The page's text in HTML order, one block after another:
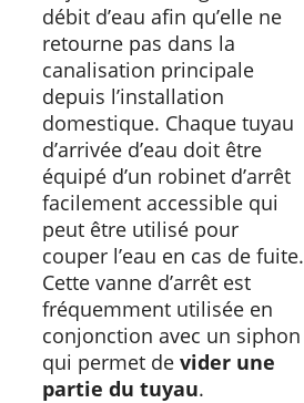
débit d’eau afin qu’elle ne
retourne pas dans la
canalisation principale
depuis l’installation
domestique. Chaque tuyau
d’arrivée d’eau doit être
équipé d’un robinet d’arrêt
facilement accessible qui
peut être utilisé pour
couper l’eau en cas de fuite.
Cette vanne d’arrêt est
fréquemment utilisée en
conjonction avec un siphon
qui permet de vider une
partie du tuyau.